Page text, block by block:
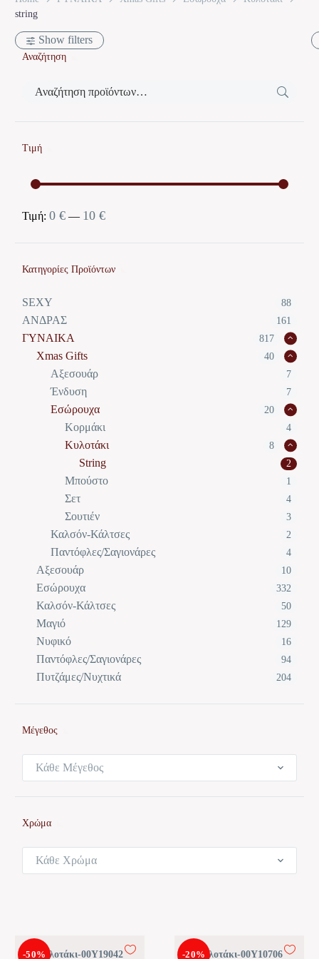
string
Show filters
Αναζήτηση
Τιμή
Ελάχιστη
Μέγιστη
Τιμή: 0 € — 10 €
Κατηγορίες Προϊόντων
SEXY 88
ΑΝΔΡΑΣ 161
ΓΥΝΑΙΚΑ 817
Xmas Gifts 40
Αξεσουάρ 7
Ένδυση 7
Εσώρουχα 20
Κορμάκι 4
Κυλοτάκι 8
String 2
Μπούστο 1
Σετ 4
Σουτιέν 3
Καλσόν-Κάλτσες 2
Παντόφλες/Σαγιονάρες 4
Αξεσουάρ 10
Εσώρουχα 332
Καλσόν-Κάλτσες 50
Μαγιό 129
Νυφικό 16
Παντόφλες/Σαγιονάρες 94
Πυτζάμες/Νυχτικά 204
Μέγεθος
Κάθε Μέγεθος
Χρώμα
Κάθε Χρώμα
-50%Κυλοτάκι-00Y19042 -20%Κυλοτάκι-00Y10706